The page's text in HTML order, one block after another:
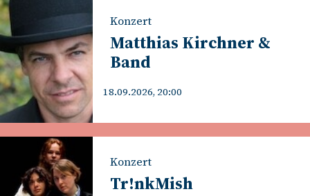
Konzert
Matthias Kirchner &
Band
18.09.2026, 20:00
Konzert
Tr!nkMish